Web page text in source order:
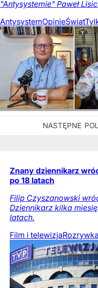
"Antysystemie" Paweł
AntysystemOpinieŚwiat
Znany dziennikarz
po 18 latach
Filip Czyszanowski
Dziennikarz kilka
latach.
Film i telewizjaRozrywka